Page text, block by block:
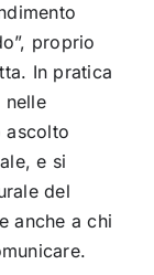
proprio
In pratica
nelle
ascolto
e si
del
anche a chi